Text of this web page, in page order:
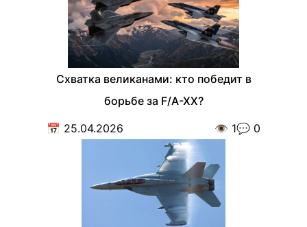
Схватка великанами: кто победит в
борьбе за F/A-XX?
📅 25.04.2026 👁️ 1💬 0